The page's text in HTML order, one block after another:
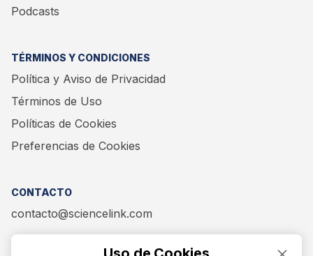
Podcasts
TÉRMINOS Y CONDICIONES
Política y Aviso de Privacidad
Términos de Uso
Políticas de Cookies
Preferencias de Cookies
CONTACTO
contacto@sciencelink.com